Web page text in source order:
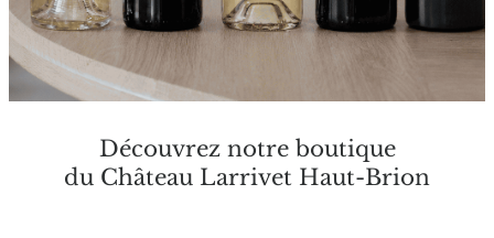
Découvrez notre boutique
du Château Larrivet Haut-Brion